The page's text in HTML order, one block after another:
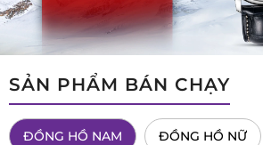
SẢN PHẨM BÁN CHẠY
ĐỒNG HỒ NAM ĐỒNG HỒ NỮ